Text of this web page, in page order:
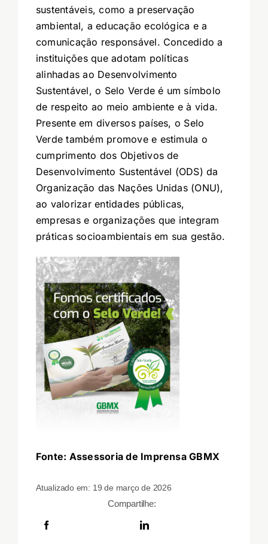
sustentáveis, como a preservação
ambiental, a educação ecológica e a
comunicação responsável. Concedido a
instituições que adotam políticas
alinhadas ao Desenvolvimento
Sustentável, o Selo Verde é um símbolo
de respeito ao meio ambiente e à vida.
Presente em diversos países, o Selo
Verde também promove e estimula o
cumprimento dos Objetivos de
Desenvolvimento Sustentável (ODS) da
Organização das Nações Unidas (ONU),
ao valorizar entidades públicas,
empresas e organizações que integram
práticas socioambientais em sua gestão.
Fonte: Assessoria de Imprensa GBMX
Atualizado em: 19 de março de 2026
Compartilhe: